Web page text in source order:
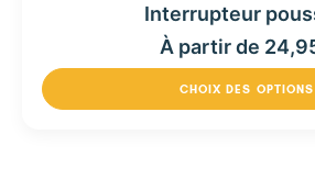
Interrupteur
À partir de
CHOIX DES OPTIONS